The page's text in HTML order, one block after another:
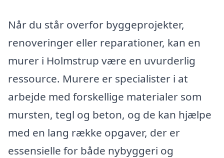
Når du står overfor byggeprojekter,
renoveringer eller reparationer, kan en
murer i Holmstrup være en uvurderlig
ressource. Murere er specialister i at
arbejde med forskellige materialer som
mursten, tegl og beton, og de kan hjælpe
med en lang række opgaver, der er
essensielle for både nybyggeri og